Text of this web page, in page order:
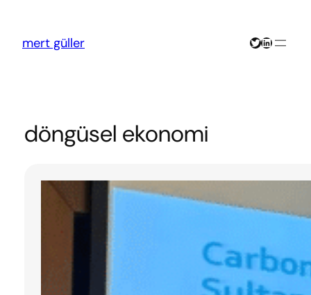
mert güller Twitter
LinkedIn
döngüsel ekonomi